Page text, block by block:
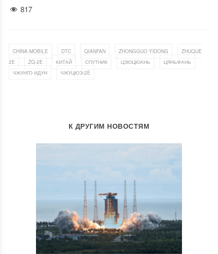
817
CHINA MOBILE DTC QIANFAN ZHONGGUO YIDONG
ZHUQUE
2E
ZQ-2E КИТАЙ СПУТНИК ЦЗЮЦЮАНЬ ЦЯНЬФАНЬ
ЧЖУНГО ИДУН ЧЖУЦЮЭ-2E
К ДРУГИМ НОВОСТЯМ